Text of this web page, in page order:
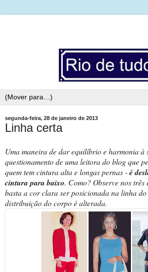
segunda-feira, 28 de janeiro de 2013
Linha certa
Uma maneira de dar equilíbrio e harmoniaà
questionamento de uma leitora do blog que
quem tem cintura alta e longas pernas -é
cintura para baixo. Como? Observe nos três
basta a cor clara ser posicionada na linha
distribuição do corpo é alterada.